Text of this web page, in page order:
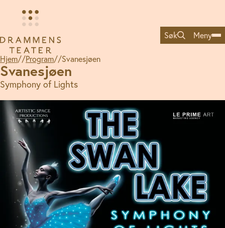
innhold
Søk
Meny
Hjem//Program//Svanesjøen
Svanesjøen
Symphony of Lights